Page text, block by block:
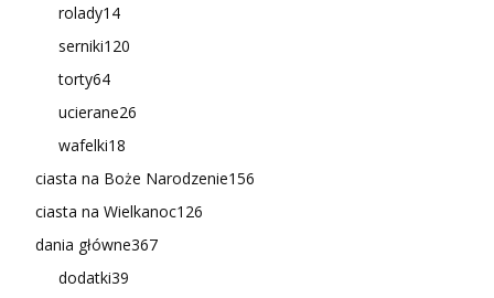
rolady14
serniki120
torty64
ucierane26
wafelki18
ciasta na Boże Narodzenie156
ciasta na Wielkanoc126
dania główne367
dodatki39